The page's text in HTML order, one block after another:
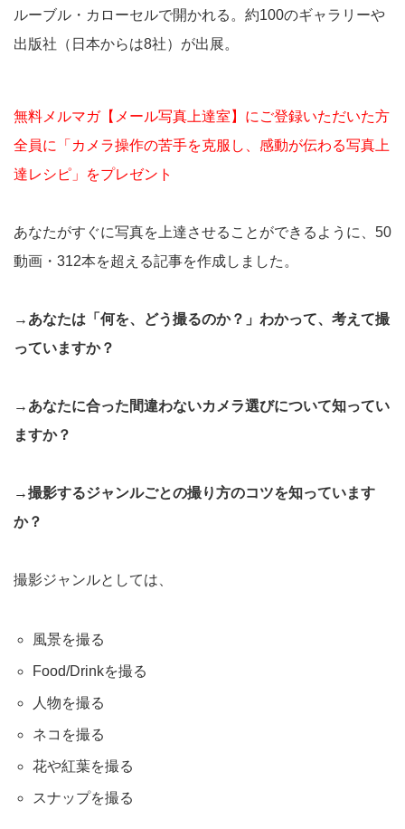
ルーブル・カローセルで開かれる。約100のギャラリーや
出版社（日本からは8社）が出展。
無料メルマガ【メール写真上達室】にご登録いただいた方
全員に「カメラ操作の苦手を克服し、感動が伝わる写真上
達レシピ」をプレゼント
あなたがすぐに写真を上達させることができるように、50
動画・312本を超える記事を作成しました。
→あなたは「何を、どう撮るのか？」わかって、考えて撮
っていますか？
→あなたに合った間違わないカメラ選びについて知ってい
ますか？
→撮影するジャンルごとの撮り方のコツを知っています
か？
撮影ジャンルとしては、
風景を撮る
Food/Drinkを撮る
人物を撮る
ネコを撮る
花や紅葉を撮る
スナップを撮る